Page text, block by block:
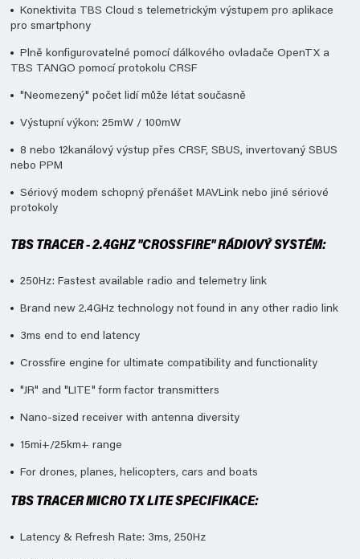
Konektivita TBS Cloud s telemetrickým výstupem pro aplikace
pro smartphony
Plně konfigurovatelné pomocí dálkového ovladače OpenTX a
TBS TANGO pomocí protokolu CRSF
"Neomezený" počet lidí může létat současně
Výstupní výkon: 25mW / 100mW
8 nebo 12kanálový výstup přes CRSF, SBUS, invertovaný SBUS
nebo PPM
Sériový modem schopný přenášet MAVLink nebo jiné sériové
protokoly
TBS TRACER - 2.4GHZ "CROSSFIRE" RÁDIOVÝ SYSTÉM:
250Hz: Fastest available radio and telemetry link
Brand new 2.4GHz technology not found in any other radio link
3ms end to end latency
Crossfire engine for ultimate compatibility and functionality
"JR" and "LITE" form factor transmitters
Nano-sized receiver with antenna diversity
15mi+/25km+ range
For drones, planes, helicopters, cars and boats
TBS TRACER MICRO TX LITE SPECIFIKACE:
Latency & Refresh Rate: 3ms, 250Hz